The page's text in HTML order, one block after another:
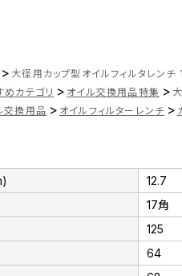
> 大径用カップ型オイルフィルタレン
めカテゴリ > オイル交換用品特集 >
交換用品 > オイルフィルターレンチ >
12.7
17角
125
64